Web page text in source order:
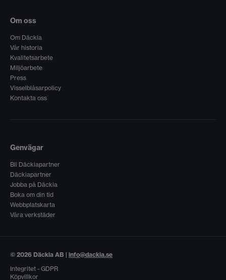
Om oss
Om Däckia
Vår historia
Kvalitetsarbete
Miljöarbete
Press
Visselblåsarpolicy
Kontakta oss
Genvägar
Bli Däckiapartner
Däckiapartner
Jobba på Däckia
Boka om din tid
Webbplatskarta
Våra verkstäder
© 2026 Däckia AB | info@dackia.se
Integritet - GDPR
Köpvillkor